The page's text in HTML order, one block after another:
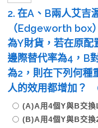
2. 在A、B兩人艾吉
（Edgeworth box
為Y財貨，若在原配
邊際替代率為4，B
為2，則在下列何種
人的效用都增加？
(A)A用4個Y與B交換
(B)A用4個Y與B交換